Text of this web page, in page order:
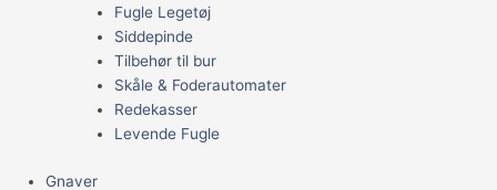
Fugle Legetøj
Siddepinde
Tilbehør til bur
Skåle & Foderautomater
Redekasser
Levende Fugle
Gnaver